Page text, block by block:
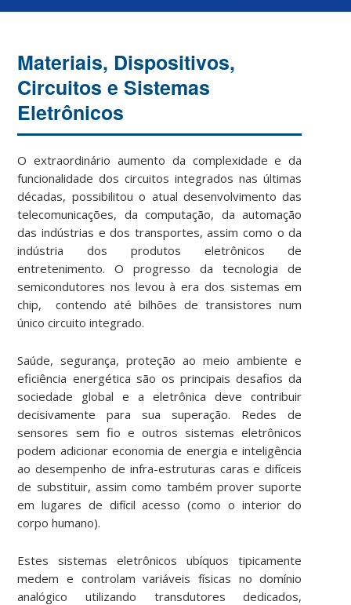
Materiais, Dispositivos,
Circuitos e Sistemas
Eletrônicos
O extraordinário aumento da complexidade e da
funcionalidade dos circuitos integrados nas últimas
décadas, possibilitou o atual desenvolvimento das
telecomunicações, da computação, da automação
das indústrias e dos transportes, assim como o da
indústria dos produtos eletrônicos de
entretenimento. O progresso da tecnologia de
semicondutores nos levou à era dos sistemas em
chip, contendo até bilhões de transistores num
único circuito integrado.
Saúde, segurança, proteção ao meio ambiente e
eficiência energética são os principais desafios da
sociedade global e a eletrônica deve contribuir
decisivamente para sua superação. Redes de
sensores sem fio e outros sistemas eletrônicos
podem adicionar economia de energia e inteligência
ao desempenho de infra-estruturas caras e difíceis
de substituir, assim como também prover suporte
em lugares de difícil acesso (como o interior do
corpo humano).
Estes sistemas eletrônicos ubíquos tipicamente
medem e controlam variáveis físicas no domínio
analógico utilizando transdutores dedicados,